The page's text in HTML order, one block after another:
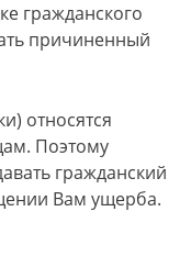
гражданского
причиненный
относятся
Поэтому
гражданский
Вам ущерба.